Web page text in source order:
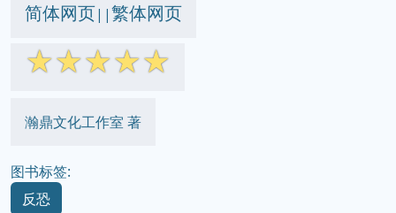
简体网页||繁体网页
☆☆☆☆☆
瀚鼎文化工作室 著
图书标签:
反恐